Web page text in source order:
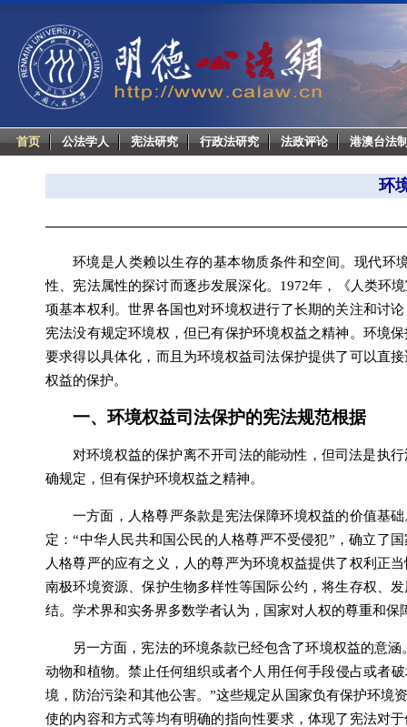
首页 公法学人 宪法研究 行政法研究 法政评论 港澳台法
环
环境是人类赖以生存的基本物质条件和空间。现代环
性、宪法属性的探讨而逐步发展深化。1972年，《人类环
项基本权利。世界各国也对环境权进行了长期的关注和讨
宪法没有规定环境权，但已有保护环境权益之精神。环境
要求得以具体化，而且为环境权益司法保护提供了可以直
权益的保护。
一、环境权益司法保护的宪法规范根据
对环境权益的保护离不开司法的能动性，但司法是执
确规定，但有保护环境权益之精神。
一方面，人格尊严条款是宪法保障环境权益的价值基
定：“中华人民共和国公民的人格尊严不受侵犯”，确立了
人格尊严的应有之义，人的尊严为环境权益提供了权利正
南极环境资源、保护生物多样性等国际公约，将生存权、
结。学术界和实务界多数学者认为，国家对人权的尊重和保
另一方面，宪法的环境条款已经包含了环境权益的意
动物和植物。禁止任何组织或者个人用任何手段侵占或者
境，防治污染和其他公害。”这些规定从国家负有保护环境
使的内容和方式等均有明确的指向性要求，体现了宪法对